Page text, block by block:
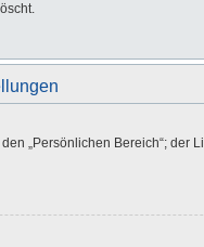
„Persönlichen Bereich“; der